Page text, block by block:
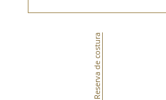
Reserva de costura